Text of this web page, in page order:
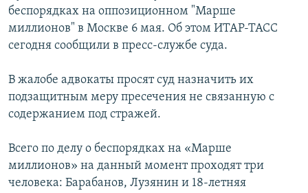
РАСПИСАНИЕ ВЕЩАНИЯ
ПОДПИШИТЕСЬ НА РАССЫЛКУ
СОЦИАЛЬНЫЕ СЕТИ
Все сайты РСЕ/РС
беспорядках на оппозиционном "Марше
миллионов" в Москве 6 мая. Об этом ИТАР-ТАСС
сегодня сообщили в пресс-службе суда.
В жалобе адвокаты просят суд назначить их
подзащитным меру пресечения не связанную с
содержанием под стражей.
Всего по делу о беспорядках на «Марше
миллионов» на данный момент проходят три
человека: Барабанов, Лузянин и 18-летняя